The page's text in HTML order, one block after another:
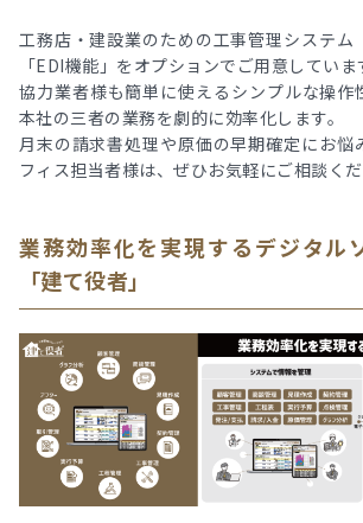
工務店・建設業のための工事管理システム
「EDI機能」をオプションでご用意していま
協力業者様も簡単に使えるシンプルな操作
本社の三者の業務を劇的に効率化します。
月末の請求書処理や原価の早期確定にお悩
フィス担当者様は、ぜひお気軽にご相談くだ
業務効率化を実現するデジタル
「建て役者」